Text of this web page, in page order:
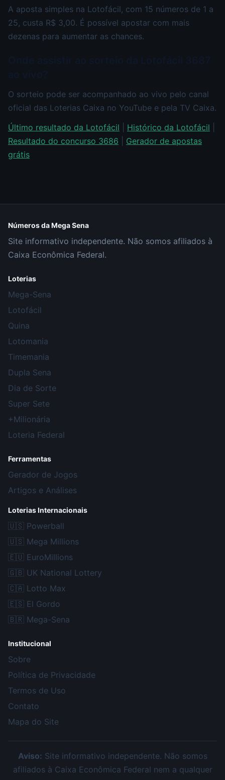
A aposta simples na Lotofácil, com 15 números de 1 a
25, custa R$ 3,00. É possível apostar com mais
dezenas para aumentar as chances.
O sorteio pode ser acompanhado ao vivo pelo canal
oficial das Loterias Caixa no YouTube e pela TV Caixa.
Último resultado da Lotofácil
Histórico da Lotofácil
Resultado do concurso 3686
Gerador de apostas
grátis
Números da Mega Sena
Site informativo independente. Não somos afiliados à
Caixa Econômica Federal.
Loterias
Mega-Sena
Lotofácil
Quina
Lotomania
Timemania
Dupla Sena
Dia de Sorte
Super Sete
+Milionária
Loteria Federal
Ferramentas
Gerador de Jogos
Artigos e Análises
Loterias Internacionais
🇺🇸 Powerball
🇺🇸 Mega Millions
🇪🇺 EuroMillions
🇬🇧 UK National Lottery
🇨🇦 Lotto Max
🇪🇸 El Gordo
🇧🇷 Mega-Sena
Institucional
Sobre
Política de Privacidade
Termos de Uso
Contato
Mapa do Site
Aviso: Site informativo independente. Não somos
afiliados à Caixa Econômica Federal nem a qualquer